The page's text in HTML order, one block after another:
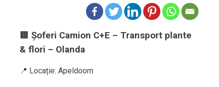
🟥 Șoferi Camion C+E – Transport plante
& flori – Olanda
📍 Locație: Apeldoorn